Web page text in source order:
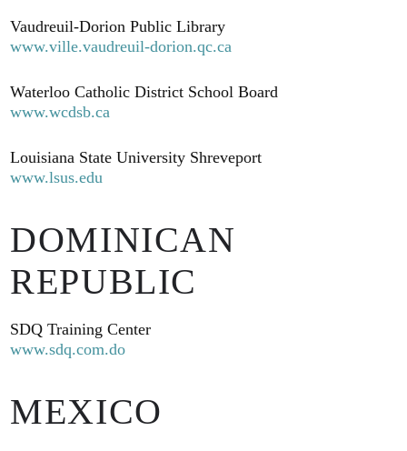
Vaudreuil-Dorion Public Library
www.ville.vaudreuil-dorion.qc.ca
Waterloo Catholic District School Board
www.wcdsb.ca
Louisiana State University Shreveport
www.lsus.edu
DOMINICAN
REPUBLIC
SDQ Training Center
www.sdq.com.do
MEXICO